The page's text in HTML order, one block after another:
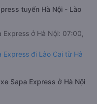
tuyến Hà Nội - Lào
ở Hà Nội: 07:00,
Express đi Lào Cai từ Hà
Sapa Express ở Hà Nội